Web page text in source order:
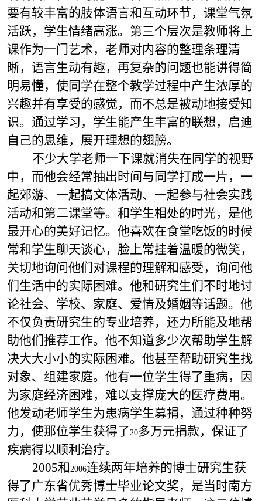
要有较丰富的肢体语言和互动环节，课堂气氛
活跃，学生情绪高涨。第三个层次是教师将上
课作为一门艺术，老师对内容的整理条理清
晰，语言生动有趣，再复杂的问题也能讲得简
明易懂，使同学在整个教学过程中产生浓厚的
兴趣并有享受的感觉，而不总是被动地接受知
识。通过学习，学生能产生丰富的联想，启迪
自己的思维，展开理想的翅膀。
不少大学老师一下课就消失在同学的视野
中，而他会经常抽出时间与同学打成一片，一
起郊游、一起搞文体活动、一起参与社会实践
活动和第二课堂等。和学生相处的时光，是他
最开心的美好记忆。他喜欢在食堂吃饭的时候
常和学生聊天谈心，脸上常挂着温暖的微笑，
关切地询问他们对课程的理解和感受，询问他
们生活中的实际困难。他和研究生们不时地讨
论社会、学校、家庭、爱情及婚姻等话题。他
不仅负责研究生的专业培养，还力所能及地帮
助他们推荐工作。他不知道多少次帮助学生解
决大大小小的实际困难。他甚至帮助研究生找
对象、组建家庭。他有一位学生得了重病，因
为家庭经济困难，难以支撑庞大的医疗费用。
他发动老师学生为患病学生募捐，通过种种努
力，使那位学生获得了20多万元捐款，保证了
疾病得以顺利治疗。
2005和 2006连续两年培养的博士研究生获
得了广东省优秀博士毕业论文奖，是当时南方